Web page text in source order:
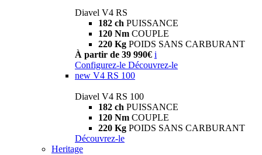
Diavel V4 RS
182 ch PUISSANCE
120 Nm COUPLE
220 Kg POIDS SANS CARBURANT
À partir de 39 990€ i
Configurez-le Découvrez-le
new V4 RS 100
Diavel V4 RS 100
182 ch PUISSANCE
120 Nm COUPLE
220 Kg POIDS SANS CARBURANT
Découvrez-le
Heritage